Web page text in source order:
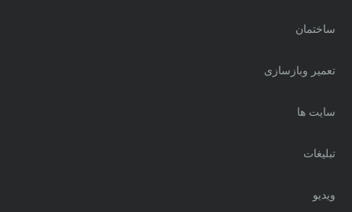
ساختمان
تعمیر وبازسازی
سایت ها
تبلیغات
ویدیو